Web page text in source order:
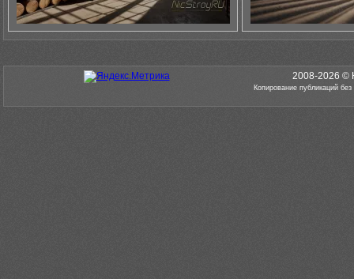
2008-2026 ©
Копирование публикаций